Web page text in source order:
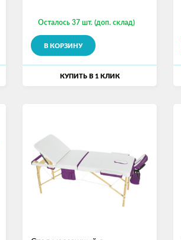
Осталось 37 шт. (доп. склад)
В КОРЗИНУ
КУПИТЬ В 1 КЛИК